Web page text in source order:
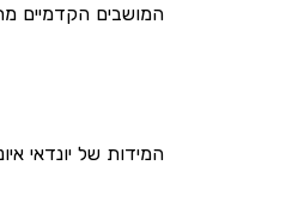
המושבים הקדמיים